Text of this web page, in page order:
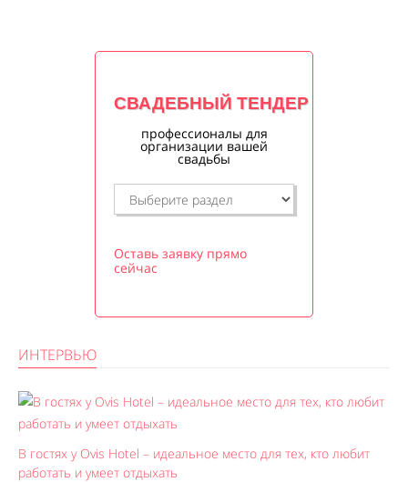
СВАДЕБНЫЙ ТЕНДЕР
профессионалы для
организации вашей
свадьбы
Оставь заявку прямо
сейчас
ИНТЕРВЬЮ
В гостях у Ovis Hotel – идеальное место для тех, кто любит
работать и умеет отдыхать